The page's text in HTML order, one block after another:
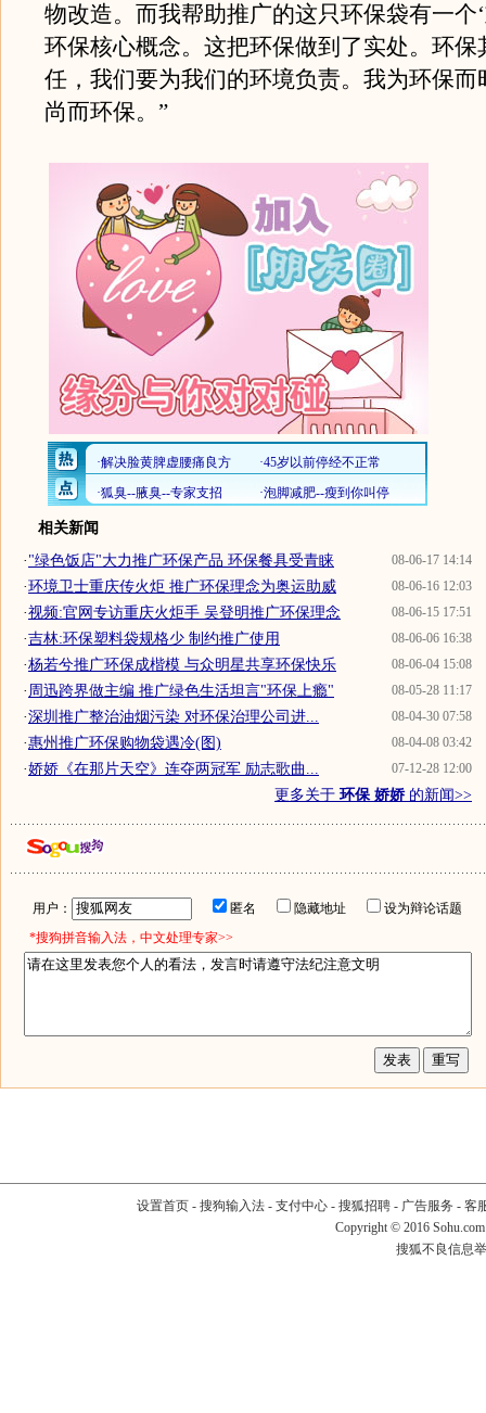
物改造。而我帮助推广的这只环保袋有一个
环保核心概念。这把环保做到了实处。环保
任，我们要为我们的环境负责。我为环保而
尚而环保。”
相关新闻
08-06-17 14:14
·"绿色饭店"大力推广环保产品 环保餐具受青睐
08-06-16 12:03
·环境卫士重庆传火炬 推广环保理念为奥运助威
08-06-15 17:51
·视频:官网专访重庆火炬手 吴登明推广环保理念
08-06-06 16:38
·吉林:环保塑料袋规格少 制约推广使用
08-06-04 15:08
·杨若兮推广环保成楷模 与众明星共享环保快乐
08-05-28 11:17
· 周迅跨界做主编 推广绿色生活坦言"环保上瘾"
08-04-30 07:58
·深圳推广整治油烟污染 对环保治理公司进...
08-04-08 03:42
·惠州推广环保购物袋遇冷(图)
07-12-28 12:00
·娇娇《在那片天空》连夺两冠军 励志歌曲...
更多关于 环保 娇娇的新闻>>
用户： 匿名 隐藏地址
设为辩论话题
*搜狗拼音输入法，中文处理专家>>
设置首页- 搜狗输入法- 支付中心- 搜狐招聘- 广告服务 - 客
Copyright © 2016
搜狐不良信息